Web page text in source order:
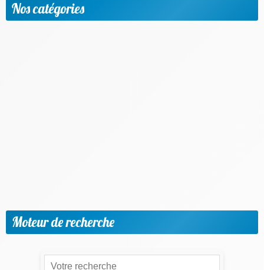
Nos catégories
Moteur de recherche